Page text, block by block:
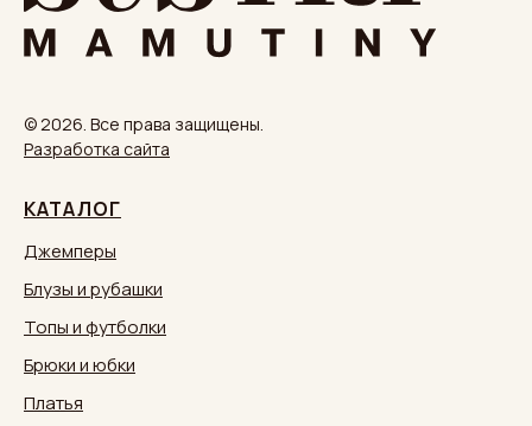
© 2026. Все права защищены.
Разработка сайта
КАТАЛОГ
Джемперы
Блузы и рубашки
Топы и футболки
Брюки и юбки
Платья